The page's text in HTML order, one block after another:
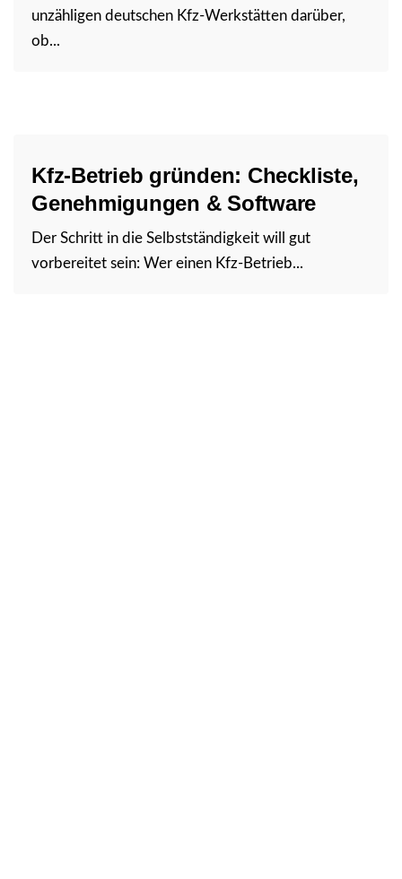
unzähligen deutschen Kfz-Werkstätten darüber,
ob...
Kfz-Betrieb gründen: Checkliste,
Genehmigungen & Software
Der Schritt in die Selbstständigkeit will gut
vorbereitet sein: Wer einen Kfz-Betrieb...